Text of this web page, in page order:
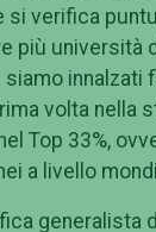
si verifica
più università
innalzati
volta nella
Top 33%,
a livello
generalista